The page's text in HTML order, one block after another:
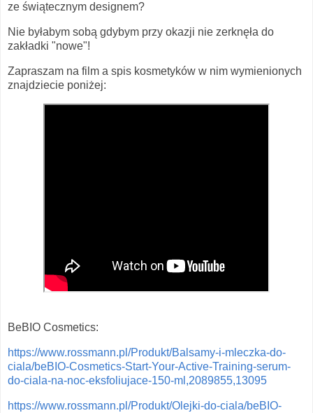
ze świątecznym designem?
Nie byłabym sobą gdybym przy okazji nie zerknęła do
zakładki "nowe"!
Zapraszam na film a spis kosmetyków w nim wymienionych
znajdziecie poniżej:
BeBIO Cosmetics:
https://www.rossmann.pl/Produkt/Balsamy-i-mleczka-do-
ciala/beBIO-Cosmetics-Start-Your-Active-Training-serum-
do-ciala-na-noc-eksfoliujace-150-ml,2089855,13095
https://www.rossmann.pl/Produkt/Olejki-do-ciala/beBIO-